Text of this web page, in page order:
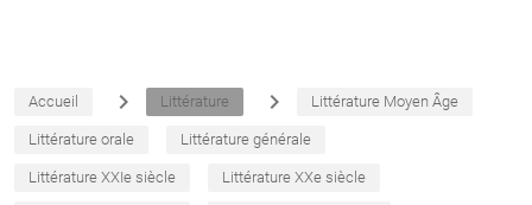
Accueil navigate_next Littérature navigate_next Littérature Moyen Âge
Littérature orale Littérature générale
Littérature XXIe siècle Littérature XXe siècle